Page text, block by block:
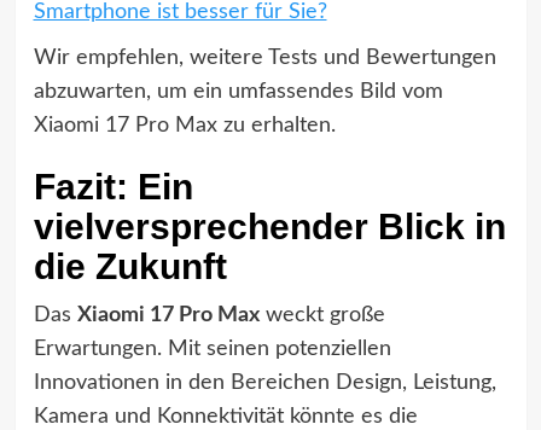
Smartphone ist besser für Sie?
Wir empfehlen, weitere Tests und Bewertungen
abzuwarten, um ein umfassendes Bild vom
Xiaomi 17 Pro Max zu erhalten.
Fazit: Ein
vielversprechender Blick in
die Zukunft
Das Xiaomi 17 Pro Maxweckt große
Erwartungen. Mit seinen potenziellen
Innovationen in den Bereichen Design, Leistung,
Kamera und Konnektivität könnte es die